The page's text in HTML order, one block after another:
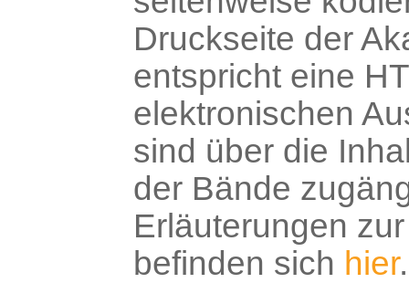
Druckseite der
entspricht eine
elektronischen
sind über die
der Bände
Erläuterungen
befinden sich hier.